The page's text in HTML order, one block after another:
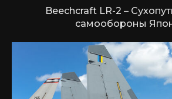
Beechcraft LR-2 –
самообороны